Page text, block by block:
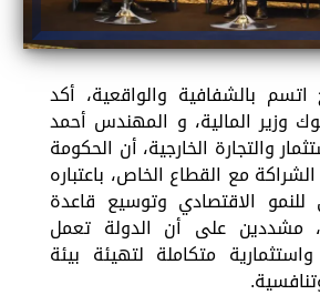
بالشفافية والواقعية، أكد
وزير المالية، و المهندس أحمد
والتجارة الخارجية، أن الحكومة
مع القطاع الخاص، باعتباره
للنمو الاقتصادي وتوسيع قاعدة
مشددين على أن الدولة تعمل
متكاملة لتهيئة بيئة